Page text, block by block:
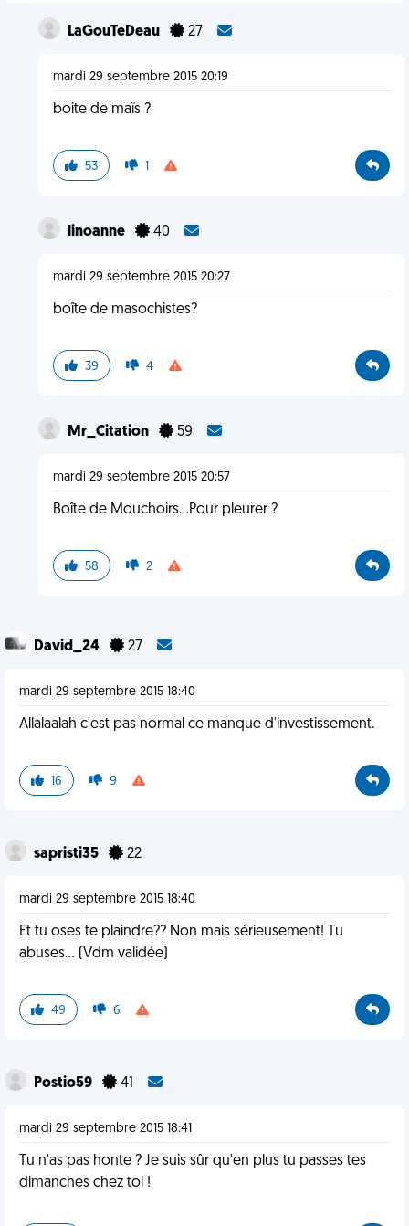
LaGouTeDeau 27
mardi 29 septembre 2015 20:19
boite de maïs ?
53 1
linoanne 40
mardi 29 septembre 2015 20:27
boîte de masochistes?
39 4
Mr_Citation 59
mardi 29 septembre 2015 20:57
Boîte de Mouchoirs...Pour pleurer ?
58 2
David_24 27
mardi 29 septembre 2015 18:40
Allalaalah c'est pas normal ce manque d'investissement.
16 9
sapristi35 22
mardi 29 septembre 2015 18:40
Et tu oses te plaindre?? Non mais sérieusement! Tu
abuses... (Vdm validée)
49 6
Postio59 41
mardi 29 septembre 2015 18:41
Tu n'as pas honte ? Je suis sûr qu'en plus tu passes tes
dimanches chez toi !